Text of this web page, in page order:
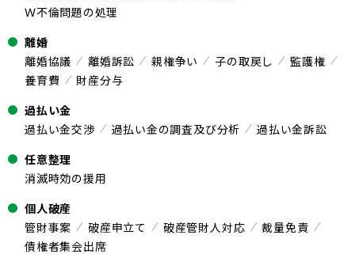
Ｗ不倫問題の処理
離婚
離婚協議
離婚訴訟 親権争い 子の取戻し
監護権
養育費
財産分与
過払い金
過払い金交渉
過払い金の調査及び分析
過払い金訴訟
任意整理
消滅時効の援用
個人破産
管財事案
破産申立て 破産管財人対応
裁量免責
債権者集会出席